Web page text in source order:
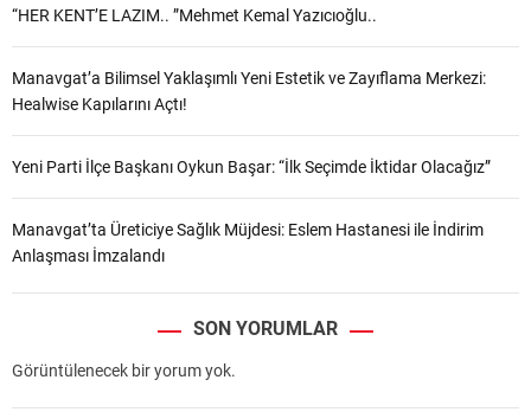
“HER KENT’E LAZIM.. ”Mehmet Kemal Yazıcıoğlu..
Manavgat’a Bilimsel Yaklaşımlı Yeni Estetik ve Zayıflama Merkezi:
Healwise Kapılarını Açtı!
Yeni Parti İlçe Başkanı Oykun Başar: “İlk Seçimde İktidar Olacağız”
Manavgat’ta Üreticiye Sağlık Müjdesi: Eslem Hastanesi ile İndirim
Anlaşması İmzalandı
SON YORUMLAR
Görüntülenecek bir yorum yok.